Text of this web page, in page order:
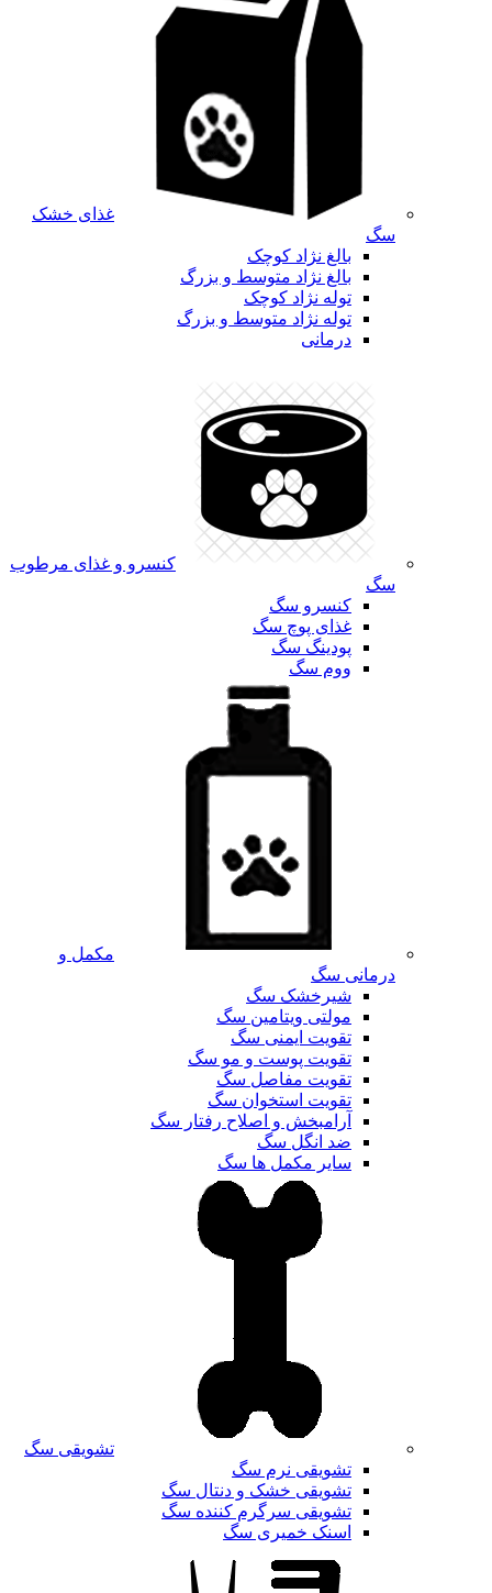
غذای خشک
سگ
بالغ نژاد کوچک
بالغ نژاد متوسط و بزرگ
توله نژاد کوچک
توله نژاد متوسط و بزرگ
درمانی
کنسرو و غذای مرطوب
سگ
کنسرو سگ
غذای پوچ سگ
پودینگ سگ
ووم سگ
مکمل و
درمانی سگ
شیرخشک سگ
مولتی ویتامین سگ
تقویت ایمنی سگ
تقویت پوست و مو سگ
تقویت مفاصل سگ
تقویت استخوان سگ
آرامبخش و اصلاح رفتار سگ
ضد انگل سگ
سایر مکمل ها سگ
تشویقی سگ
تشویقی نرم سگ
تشویقی خشک و دنتال سگ
تشویقی سرگرم کننده سگ
اسنک خمیری سگ